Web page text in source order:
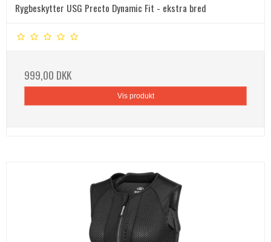
Rygbeskytter USG Precto Dynamic Fit - ekstra bred
999,00 DKK
Vis produkt